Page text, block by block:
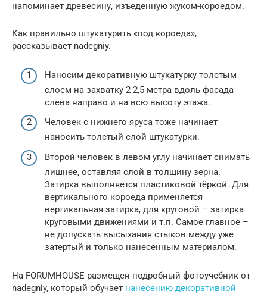
напоминает древесину, изъеденную жуком-короедом.
Как правильно штукатурить «под короеда»,
рассказывает nadegniy.
Наносим декоративную штукатурку толстым
слоем на захватку 2-2,5 метра вдоль фасада
слева направо и на всю высоту этажа.
Человек с нижнего яруса тоже начинает
наносить толстый слой штукатурки.
Второй человек в левом углу начинает снимать
лишнее, оставляя слой в толщину зерна.
Затирка выполняется пластиковой тёркой. Для
вертикального короеда применяется
вертикальная затирка, для круговой – затирка
круговыми движениями и т.п. Самое главное –
не допускать высыхания стыков между уже
затертый и только нанесенным материалом.
На FORUMHOUSE размещен подробный фотоучебник от
nadegniy, который обучает нанесению декоративной